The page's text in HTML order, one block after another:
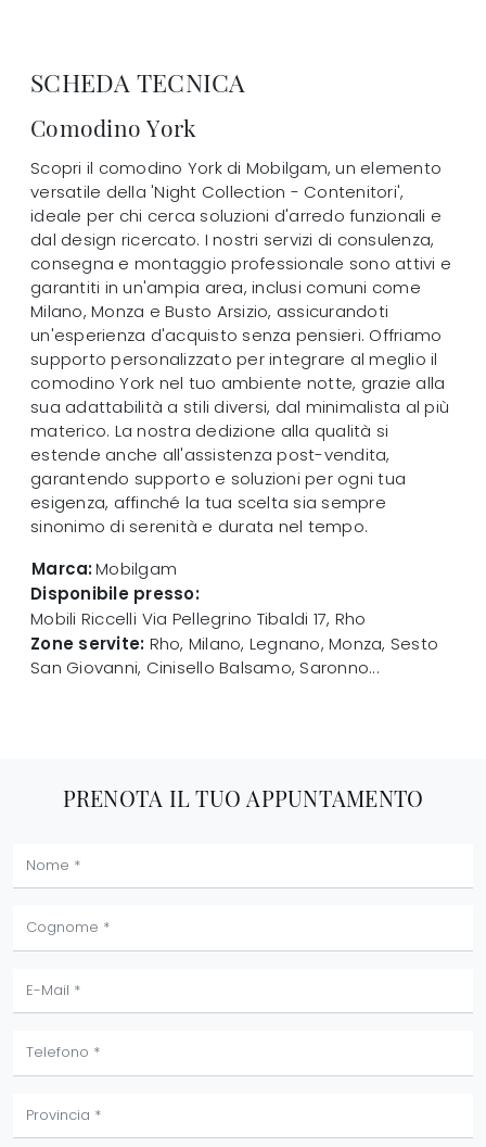
SCHEDA TECNICA
Comodino York
Scopri il comodino York di Mobilgam, un elemento
versatile della 'Night Collection - Contenitori',
ideale per chi cerca soluzioni d'arredo funzionali e
dal design ricercato. I nostri servizi di consulenza,
consegna e montaggio professionale sono attivi e
garantiti in un'ampia area, inclusi comuni come
Milano, Monza e Busto Arsizio, assicurandoti
un'esperienza d'acquisto senza pensieri. Offriamo
supporto personalizzato per integrare al meglio il
comodino York nel tuo ambiente notte, grazie alla
sua adattabilità a stili diversi, dal minimalista al più
materico. La nostra dedizione alla qualità si
estende anche all'assistenza post-vendita,
garantendo supporto e soluzioni per ogni tua
esigenza, affinché la tua scelta sia sempre
sinonimo di serenità e durata nel tempo.
Marca:Mobilgam
Disponibile presso:
Mobili Riccelli Via Pellegrino Tibaldi 17, Rho
Zone servite: Rho, Milano, Legnano, Monza, Sesto
San Giovanni, Cinisello Balsamo, Saronno...
PRENOTA IL TUO APPUNTAMENTO